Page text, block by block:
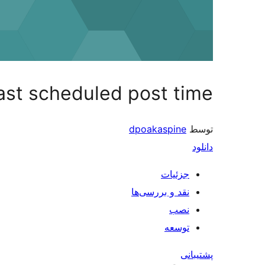
scheduled post time
توسط dpoakaspine
دانلود
جزئیات
نقد و بررسی‌ها
نصب
توسعه
پشتیبانی